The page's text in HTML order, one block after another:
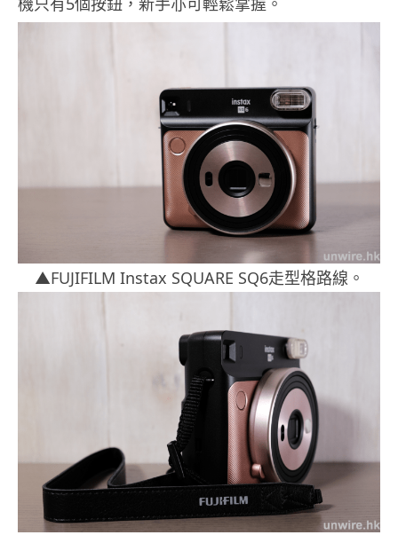
▲FUJIFILM Instax SQUARE SQ6走型格路線。